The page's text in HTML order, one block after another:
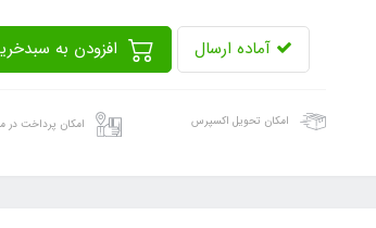
آماده ارسال
امکان تحویل اکسپرس امکان پرداخت در